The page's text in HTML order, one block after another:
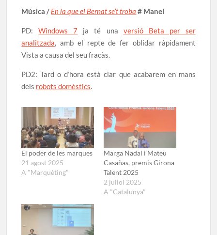
Música / En la que el Bernat se’t troba # Manel
PD:Windows 7 ja té una versió Beta per ser
analitzada, amb el repte de fer oblidar ràpidament
Vista a causa del seu fracàs.
PD2: Tard o d’hora està clar que acabarem en mans
dels robots domèstics.
El poder de les marques
21 agost 2025
A "Marquèting"
Marga Nadal i Mateu
Casañas, premis Girona
Talent 2025
2 juliol 2025
A "Catalunya"